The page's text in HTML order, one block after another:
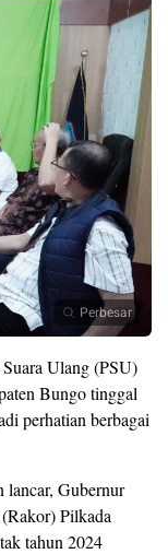
Perbesar
Ulang (PSU)
Bungo tinggal
perhatian berbagai
lancar, Gubernur
Pilkada
tahun 2024